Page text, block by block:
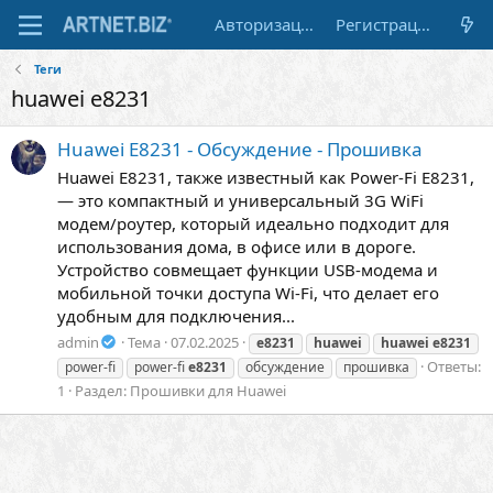
Авторизация Регистрация
Теги
huawei e8231
Huawei E8231 - Обсуждение - Прошивка
Huawei E8231, также известный как Power-Fi E8231,
— это компактный и универсальный 3G WiFi
модем/роутер, который идеально подходит для
использования дома, в офисе или в дороге.
Устройство совмещает функции USB-модема и
мобильной точки доступа Wi-Fi, что делает его
удобным для подключения...
admin Тема 07.02.2025 e8231 huawei huawei e8231
power-fi
power-fie8231 обсуждение прошивка
Ответы:
1
Раздел: Прошивки для Huawei